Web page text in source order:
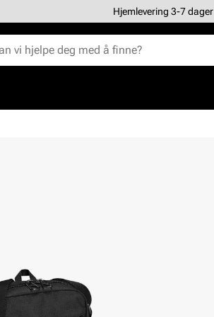
Hjemlevering 3-7 dager